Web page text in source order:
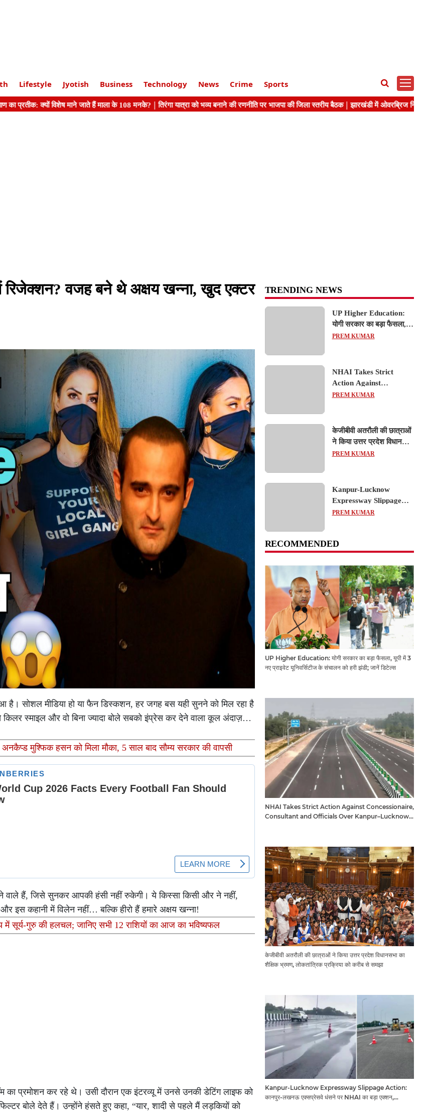
Lifestyle Jyotish Business Technology News Crime Sports
में रिजेक्शन? वजह बने थे अक्षय खन्ना, खुद एक्टर
है। सोशल मीडिया हो या फैन डिस्कशन, हर जगह बस यही सुनने को मिल रहा है
स्माइल और वो बिना ज्यादा बोले सबको इंप्रेस कर देने वाला कूल अंदाज़…
मुश्फिक हसन को मिला मौका, 5 साल बाद सौम्य सरकार की वापसी
हैं, जिसे सुनकर आपकी हंसी नहीं रुकेगी। ये किस्सा किसी और ने नहीं,
इस कहानी में विलेन नहीं… बल्कि हीरो हैं हमारे अक्षय खन्ना!
सूर्य-गुरु की हलचल; जानिए सभी 12 राशियों का आज का भविष्यफल
का प्रमोशन कर रहे थे। उसी दौरान एक इंटरव्यू में उनसे उनकी डेटिंग लाइफ को
बोले देते हैं। उन्होंने हंसते हुए कहा, “यार, शादी से पहले मैं लड़कियों को
TRENDING NEWS
UP Higher Education:
योगी सरकार का बड़ा फैसला,
यूपी में 3 नए प्राइवेट
PREM KUMAR
NHAI Takes Strict
Action Against
Concessionaire,
Expressway Issues
PREM KUMAR
केजीबीवी अतरौली की छात्राओं
ने किया उत्तर प्रदेश विधानसभा
का शैक्षिक भ्रमण, लोकतांत्रिक
PREM KUMAR
Kanpur-Lucknow
Expressway Slippage
Action: कानपुर-लखनऊ
और कंपनियों पर गिरी गाज,
PREM KUMAR
RECOMMENDED
UP Higher Education: योगी सरकार का बड़ा फैसला, यूपी में 3
नए प्राइवेट यूनिवर्सिटीज के संचालन को हरी झंडी; जानें डिटेल्स
NHAI Takes Strict Action Against Concessionaire,
Consultant and Officials Over Kanpur–Lucknow
केजीबीवी अतरौली की छात्राओं ने किया उत्तर प्रदेश विधानसभा का
शैक्षिक भ्रमण, लोकतांत्रिक प्रक्रिया को करीब से समझा
Kanpur-Lucknow Expressway Slippage Action:
कानपुर-लखनऊ एक्सप्रेसवे धंसने पर NHAI का बड़ा एक्शन,